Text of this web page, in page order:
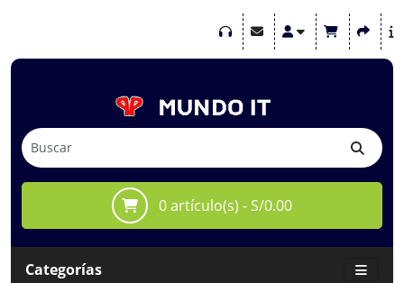
0 artículo(s) - S/0.00
Categorías